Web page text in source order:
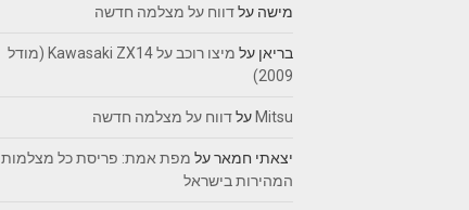
מישה עלדווח על מצלמה חדשה
בריאן על
מיצו רוכב על Kawasaki ZX14 (מודל
2009)
Mitsu עלדווח על מצלמה חדשה
יצאתי חמארעל מפת אמת: פריסת כל מצלמות
המהירות בישראל